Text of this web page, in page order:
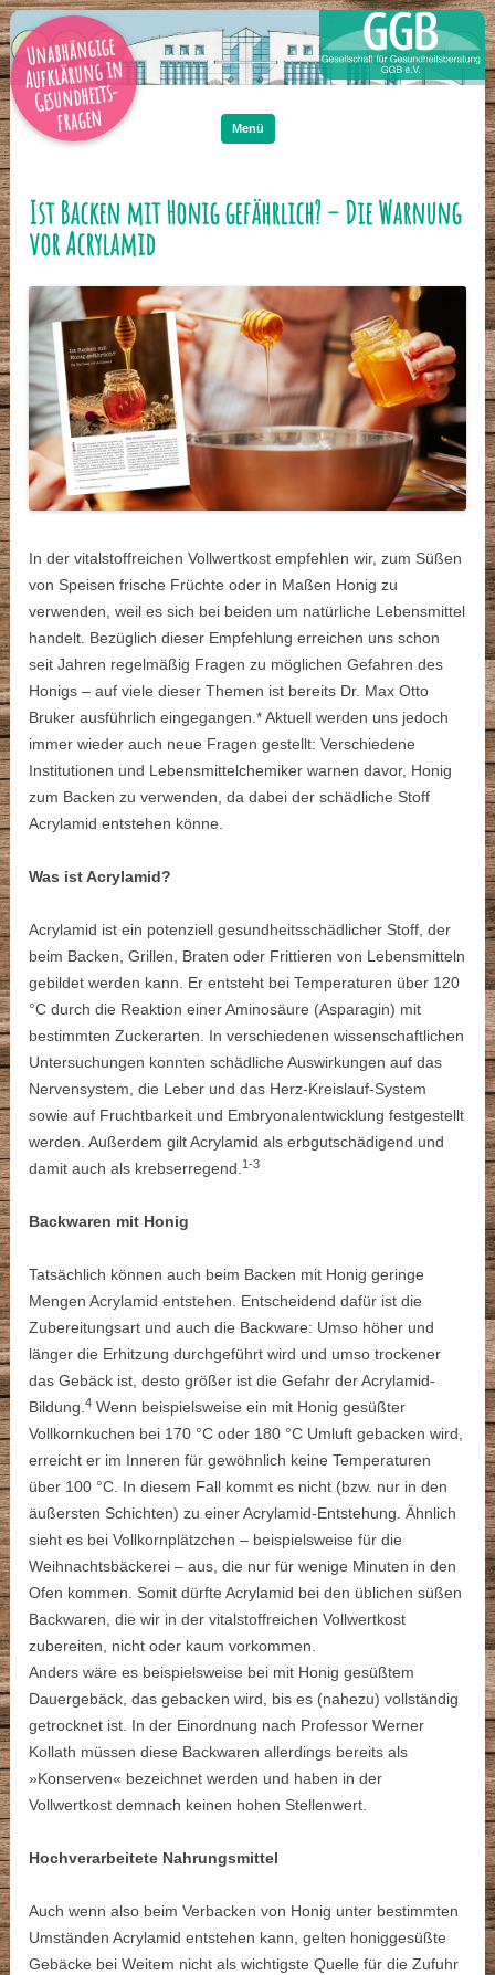
Unabhängige
Aufklärung in
Gesundheits-
fragen Menü
Ist Backen mit Honig gefährlich? – Die Warnung
vor Acrylamid
In der vitalstoffreichen Vollwertkost empfehlen wir, zum Süßen
von Speisen frische Früchte oder in Maßen Honig zu
verwenden, weil es sich bei beiden um natürliche Lebensmittel
handelt. Bezüglich dieser Empfehlung erreichen uns schon
seit Jahren regelmäßig Fragen zu möglichen Gefahren des
Honigs – auf viele dieser Themen ist bereits Dr. Max Otto
Bruker ausführlich eingegangen.* Aktuell werden uns jedoch
immer wieder auch neue Fragen gestellt: Verschiedene
Institutionen und Lebensmittelchemiker warnen davor, Honig
zum Backen zu verwenden, da dabei der schädliche Stoff
Acrylamid entstehen könne.
Was ist Acrylamid?
Acrylamid ist ein potenziell gesundheitsschädlicher Stoff, der
beim Backen, Grillen, Braten oder Frittieren von Lebensmitteln
gebildet werden kann. Er entsteht bei Temperaturen über 120
°C durch die Reaktion einer Aminosäure (Asparagin) mit
bestimmten Zuckerarten. In verschiedenen wissenschaftlichen
Untersuchungen konnten schädliche Auswirkungen auf das
Nervensystem, die Leber und das Herz-Kreislauf-System
sowie auf Fruchtbarkeit und Embryonalentwicklung festgestellt
werden. Außerdem gilt Acrylamid als erbgutschädigend und
damit auch als krebserregend.1-3
Backwaren mit Honig
Tatsächlich können auch beim Backen mit Honig geringe
Mengen Acrylamid entstehen. Entscheidend dafür ist die
Zubereitungsart und auch die Backware: Umso höher und
länger die Erhitzung durchgeführt wird und umso trockener
das Gebäck ist, desto größer ist die Gefahr der Acrylamid-
Bildung.4 Wenn beispielsweise ein mit Honig gesüßter
Vollkornkuchen bei 170 °C oder 180 °C Umluft gebacken wird,
erreicht er im Inneren für gewöhnlich keine Temperaturen
über 100 °C. In diesem Fall kommt es nicht (bzw. nur in den
äußersten Schichten) zu einer Acrylamid-Entstehung. Ähnlich
sieht es bei Vollkornplätzchen – beispielsweise für die
Weihnachtsbäckerei – aus, die nur für wenige Minuten in den
Ofen kommen. Somit dürfte Acrylamid bei den üblichen süßen
Backwaren, die wir in der vitalstoffreichen Vollwertkost
zubereiten, nicht oder kaum vorkommen.
Anders wäre es beispielsweise bei mit Honig gesüßtem
Dauergebäck, das gebacken wird, bis es (nahezu) vollständig
getrocknet ist. In der Einordnung nach Professor Werner
Kollath müssen diese Backwaren allerdings bereits als
»Konserven« bezeichnet werden und haben in der
Vollwertkost demnach keinen hohen Stellenwert.
Hochverarbeitete Nahrungsmittel
Auch wenn also beim Verbacken von Honig unter bestimmten
Umständen Acrylamid entstehen kann, gelten honiggesüßte
Gebäcke bei Weitem nicht als wichtigste Quelle für die Zufuhr